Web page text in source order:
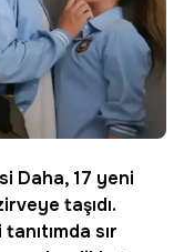
Daha, 17 yeni
taşıdı.
sır